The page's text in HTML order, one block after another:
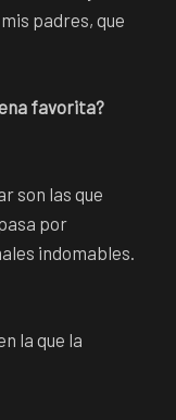
padres, que
favorita?
son las que
por
indomables.
la que la